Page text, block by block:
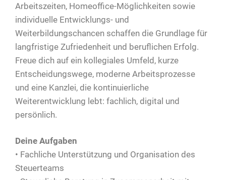
Arbeitszeiten, Homeoffice-Möglichkeiten sowie
individuelle Entwicklungs- und
Weiterbildungschancen schaffen die Grundlage für
langfristige Zufriedenheit und beruflichen Erfolg.
Freue dich auf ein kollegiales Umfeld, kurze
Entscheidungswege, moderne Arbeitsprozesse
und eine Kanzlei, die kontinuierliche
Weiterentwicklung lebt: fachlich, digital und
persönlich.
Deine Aufgaben
• Fachliche Unterstützung und Organisation des
Steuerteams